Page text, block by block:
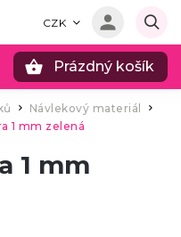
CZK
Prázdný košík
Návlekový materiál
1 mm zelená
1 mm